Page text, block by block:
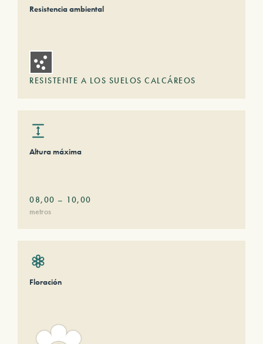
Resistencia ambiental
RESISTENTE A LOS SUELOS CALCÁREOS
Altura máxima
08,00 – 10,00
metros
Floración